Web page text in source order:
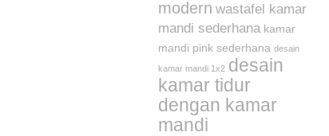
modern wastafel kamar
mandi sederhana kamar
mandi pink sederhana desain
kamar mandi 1x2 desain
kamar tidur
dengan kamar
mandi